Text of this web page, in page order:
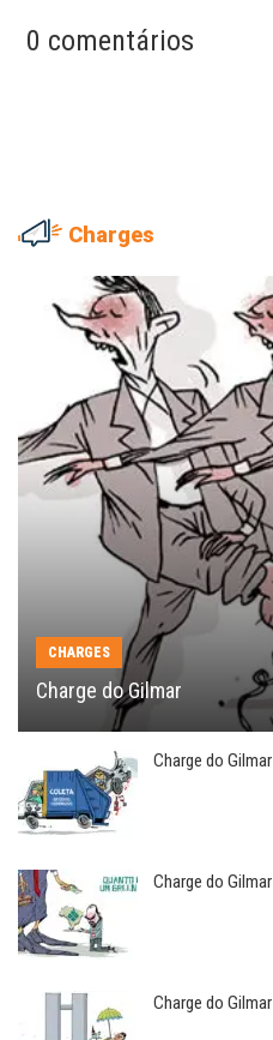
0 comentários
Charges
CHARGES
Charge do Gilmar
Charge do Gilmar
Charge do Gilmar
Charge do Gilmar